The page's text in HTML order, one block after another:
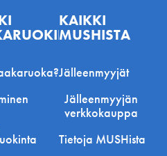
KAIKKI
MUSHISTA
Jälleenmyyjät
Jälleenmyyjän
verkkokauppa
Tietoja MUSHista